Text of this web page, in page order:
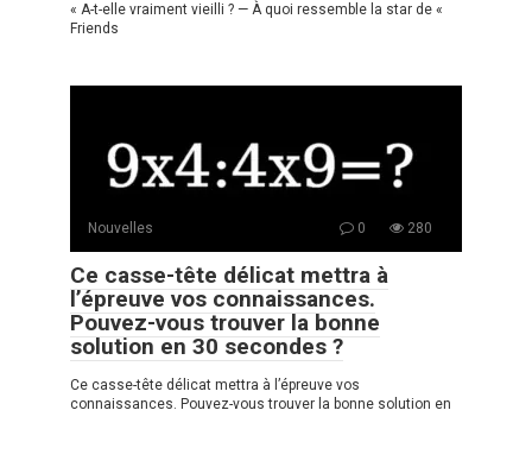
« A-t-elle vraiment vieilli ? — À quoi ressemble la star de «
Friends
Nouvelles 0 280
Ce casse-tête délicat mettra à
l’épreuve vos connaissances.
Pouvez-vous trouver la bonne
solution en 30 secondes ?
Ce casse-tête délicat mettra à l’épreuve vos
connaissances. Pouvez-vous trouver la bonne solution en